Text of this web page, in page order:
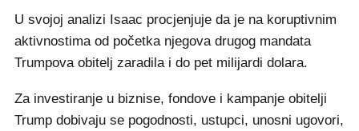
U svojoj analizi Isaac procjenjuje da je na koruptivnim
aktivnostima od početka njegova drugog mandata
Trumpova obitelj zaradila i do pet milijardi dolara.
Za investiranje u biznise, fondove i kampanje obitelji
Trump dobivaju se pogodnosti, ustupci, unosni ugovori,